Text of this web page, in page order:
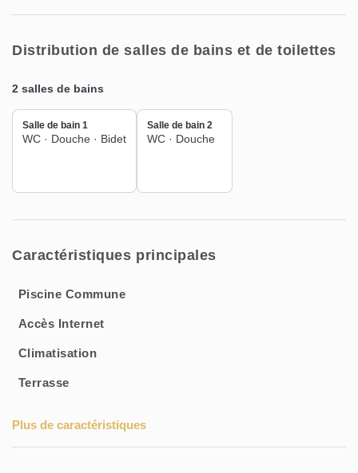
entre amis !
Distribution de salles de bains et de toilettes
2 salles de bains
Salle de bain 1
WC · Douche · Bidet
Salle de bain 2
WC · Douche
Caractéristiques principales
Piscine Commune
Accès Internet
Climatisation
Terrasse
Plus de caractéristiques